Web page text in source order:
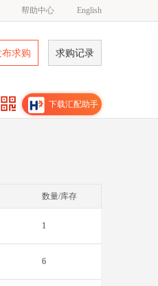
帮助中心 English
布求购 求购记录
下载汇配助手
数量/库存
1
6